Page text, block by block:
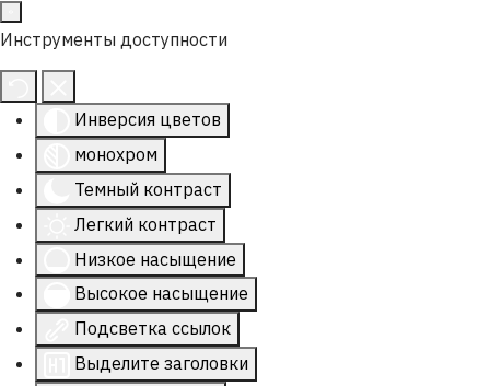
Инструменты доступности
Инверсия цветов
монохром
Темный контраст
Легкий контраст
Низкое насыщение
Высокое насыщение
Подсветка ссылок
Выделите заголовки